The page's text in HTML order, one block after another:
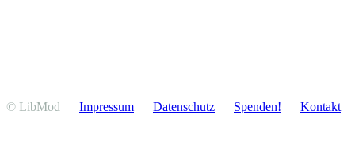
© LibMod Impressum Daten­schutz Spenden! Kontakt